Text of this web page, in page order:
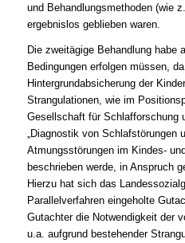
und Behandlungsmethoden (wie
ergebnislos geblieben waren.
Die zweitägige Behandlung habe
Bedingungen erfolgen müssen,
Hintergrundabsicherung der
Strangulationen, wie im
Gesellschaft für Schlafforschung
„Diagnostik von Schlafstörungen
Atmungsstörungen im Kindes-
beschrieben werde, in Anspruch
Hierzu hat sich das
Parallelverfahren eingeholte
Gutachter die Notwendigkeit der
u.a. aufgrund bestehender